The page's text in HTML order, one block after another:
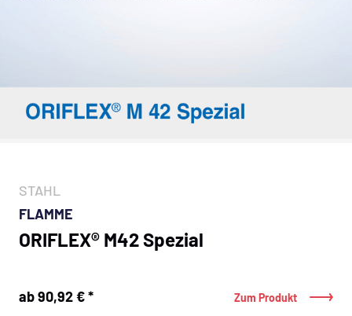
STAHL
FLAMME
ORIFLEX® M42 Spezial
ab 90,92 € * Zum Produkt